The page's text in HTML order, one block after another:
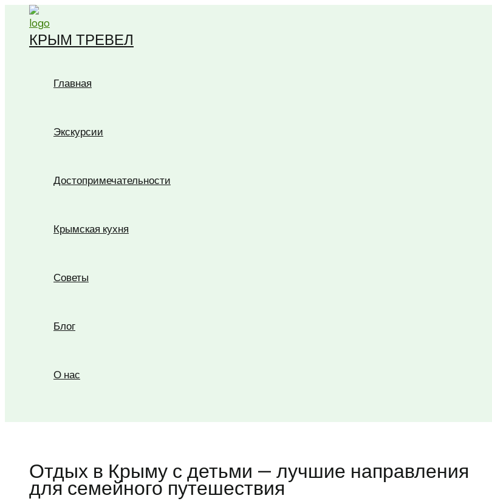
Перейти
содержимому
КРЫМ ТРЕВЕЛ
Главная
Экскурсии
Достопримечательности
Крымская кухня
Советы
Блог
О нас
Отдых в Крыму с детьми — лучшие направления
для семейного путешествия